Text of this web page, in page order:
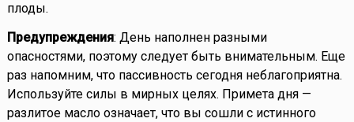
плоды.
Предупреждения: День наполнен разными
опасностями, поэтому следует быть внимательным. Еще
раз напомним, что пассивность сегодня неблагоприятна.
Используйте силы в мирных целях. Примета дня —
разлитое масло означает, что вы сошли с истинного